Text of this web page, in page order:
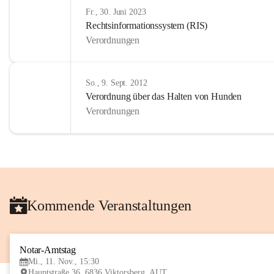
Fr., 30. Juni 2023
Rechtsinformationssystem (RIS)
Verordnungen
So., 9. Sept. 2012
Verordnung über das Halten von Hunden
Verordnungen
Kommende Veranstaltungen
Notar-Amtstag
Mi., 11. Nov., 15:30